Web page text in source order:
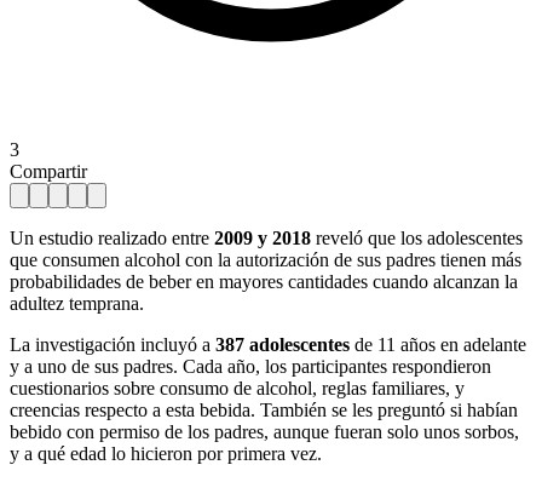
3
Compartir
Un estudio realizado entre 2009 y 2018 reveló que los adolescentes
que consumen alcohol con la autorización de sus padres tienen más
probabilidades de beber en mayores cantidades cuando alcanzan la
adultez temprana.
La investigación incluyó a 387 adolescentes de 11 años en adelante
y a uno de sus padres. Cada año, los participantes respondieron
cuestionarios sobre consumo de alcohol, reglas familiares, y
creencias respecto a esta bebida. También se les preguntó si habían
bebido con permiso de los padres, aunque fueran solo unos sorbos,
y a qué edad lo hicieron por primera vez.